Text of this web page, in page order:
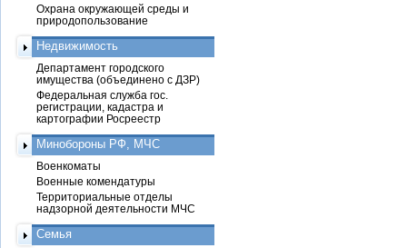
Охрана окружающей среды и
природопользование
Недвижимость
Департамент городского
имущества (объединено с ДЗР)
Федеральная служба гос.
регистрации, кадастра и
картографии Росреестр
Минобороны РФ, МЧС
Военкоматы
Военные комендатуры
Территориальные отделы
надзорной деятельности МЧС
Семья